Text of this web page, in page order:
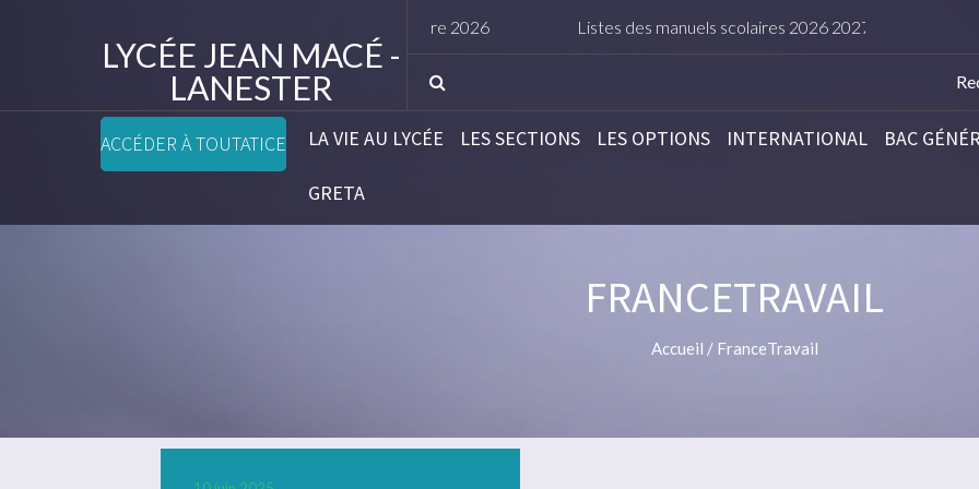
LYCÉE JEAN MACÉ -
LANESTER
Listes des manuels scolaires 2026 2027 TARIFS
ACCÉDER À TOUTATICE LA VIE AU LYCÉE LES SECTIONS LES OPTIONS INTERNATIONAL BAC
GRETA
FRANCETRAVAIL
Accueil / FranceTravail